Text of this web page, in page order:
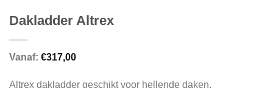
Dakladder Altrex
Vanaf: €317,00
Altrex dakladder geschikt voor hellende daken.